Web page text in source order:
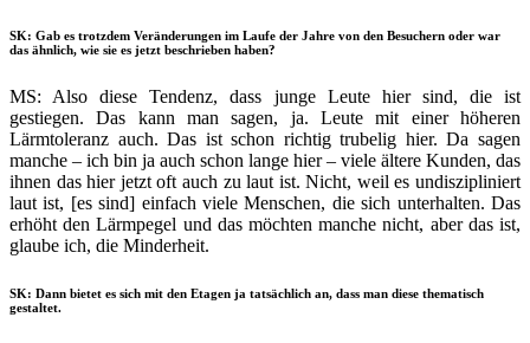
SK: Gab es trotzdem Veränderungen im Laufe der Jahre von den Besuchern oder war
das ähnlich, wie sie es jetzt beschrieben haben?
MS: Also diese Tendenz, dass junge Leute hier sind, die ist
gestiegen. Das kann man sagen, ja. Leute mit einer höheren
Lärmtoleranz auch. Das ist schon richtig trubelig hier. Da sagen
manche – ich bin ja auch schon lange hier – viele ältere Kunden, das
ihnen das hier jetzt oft auch zu laut ist. Nicht, weil es undiszipliniert
laut ist, [es sind] einfach viele Menschen, die sich unterhalten. Das
erhöht den Lärmpegel und das möchten manche nicht, aber das ist,
glaube ich, die Minderheit.
SK: Dann bietet es sich mit den Etagen ja tatsächlich an, dass man diese thematisch
gestaltet.